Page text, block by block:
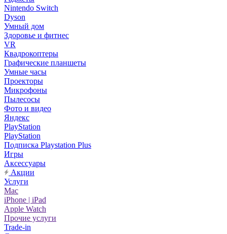
Nintendo Switch
Dyson
Умный дом
Здоровье и фитнес
VR
Квадрокоптеры
Графические планшеты
Умные часы
Проекторы
Микрофоны
Пылесосы
Фото и видео
Яндекс
PlayStation
PlayStation
Подписка Playstation Plus
Игры
Аксессуары
Акции
Услуги
Mac
iPhone | iPad
Apple Watch
Прочие услуги
Trade-in